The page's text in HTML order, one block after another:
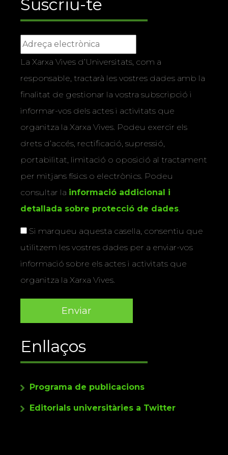
Suscriu-te
La Xarxa Vives d’Universitats, com a
responsable, tractarà les vostres dades amb la
finalitat de gestionar la vostra subscripció i
informar-vos dels actes i activitats que
organitza la Xarxa Vives. Podeu exercir els
drets d’accés, rectificació, supressió,
portabilitat, limitació o oposició al tractament
per mitjans físics o electrònics. Podeu
consultar la informació addicional i
detallada sobre protecció de dades
Si marqueu aquesta casella, consentiu que
utilitzem les vostres dades per a enviar-vos
informació sobre els actes i activitats que
organitza la Xarxa Vives.
Enllaços
Programa de publicacions
Editorials universitàries a Twitter